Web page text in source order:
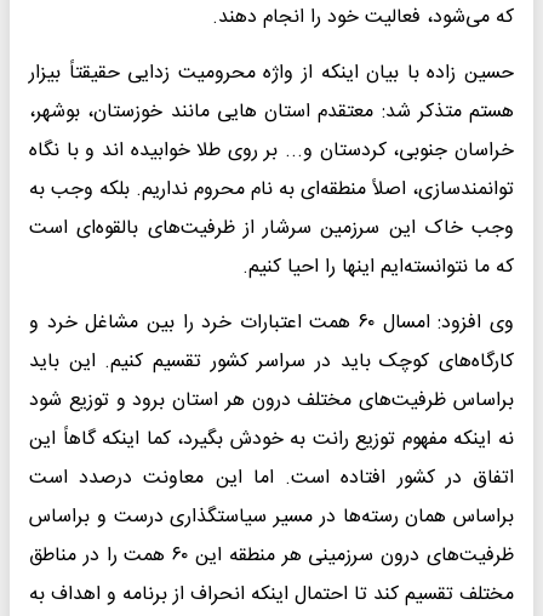
که می‌شود، فعالیت خود را انجام دهند.
حسین زاده با بیان اینکه از واژه محرومیت زدایی حقیقتاً بیزار
هستم متذکر شد: معتقدم استان هایی مانند خوزستان، بوشهر،
خراسان جنوبی، کردستان و... بر روی طلا خوابیده اند و با نگاه
توانمندسازی، اصلاً منطقه‌ای به نام محروم نداریم. بلکه وجب به
وجب خاک این سرزمین سرشار از ظرفیت‌های بالقوه‌ای است
که ما نتوانسته‌ایم اینها را احیا کنیم.
وی افزود: امسال ۶۰ همت اعتبارات خرد را بین مشاغل خرد و
کارگاه‌های کوچک باید در سراسر کشور تقسیم کنیم. این باید
براساس ظرفیت‌های مختلف درون هر استان برود و توزیع شود
نه اینکه مفهوم توزیع رانت به خودش بگیرد، کما اینکه گاهاً این
اتفاق در کشور افتاده است. اما این معاونت درصدد است
براساس همان رسته‌ها در مسیر سیاستگذاری درست و براساس
ظرفیت‌های درون سرزمینی هر منطقه این ۶۰ همت را در مناطق
مختلف تقسیم کند تا احتمال اینکه انحراف از برنامه و اهداف به